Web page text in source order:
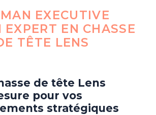
EXECUTIVE
EXPERT EN CHASSE
TÊTE LENS
de tête Lens
pour vos
stratégiques